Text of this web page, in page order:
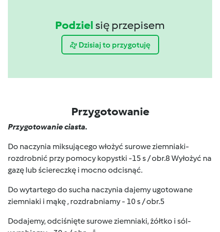
Podziel się przepisem
Dzisiaj to przygotuję
Przygotowanie
Przygotowanie ciasta.
Do naczynia miksującego włożyć surowe ziemniaki-
rozdrobnić przy pomocy kopystki -15 s / obr.8 Wyłożyć na
gazę lub ściereczkę i mocno odcisnąć.
Do wytartego do sucha naczynia dajemy ugotowane
ziemniaki i mąkę , rozdrabniamy - 10 s / obr.5
Dodajemy, odciśnięte surowe ziemniaki, żółtko i sól-